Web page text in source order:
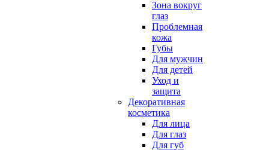
Зона вокруг
глаз
Проблемная
кожа
Губы
Для мужчин
Для детей
Уход и
защита
Декоративная
косметика
Для лица
Для глаз
Для губ